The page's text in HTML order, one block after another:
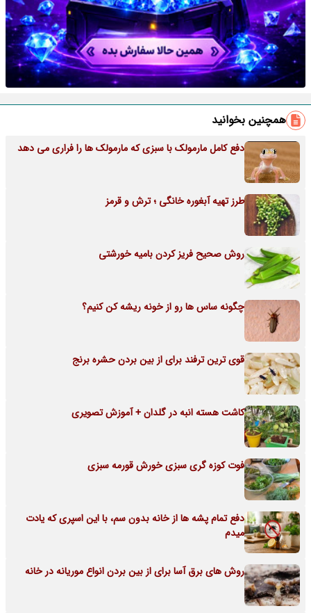
همچنین بخوانید
دفع کامل مارمولک با سبزی که مارمولک ها را فراری می دهد
طرز تهیه آبغوره خانگی ؛ ترش و قرمز
روش صحیح فریز کردن بامیه خورشتی
چگونه ساس ها رو از خونه ریشه کن کنیم؟
قوی ترین ترفند برای از بین بردن حشره برنج
کاشت هسته انبه در گلدان + آموزش تصویری
فوت کوزه گری سبزی خورش قورمه سبزی
دفع تمام پشه ها از خانه بدون سم، با این اسپری که یادت
میدم
روش های برق آسا برای از بین بردن انواع موریانه در خانه